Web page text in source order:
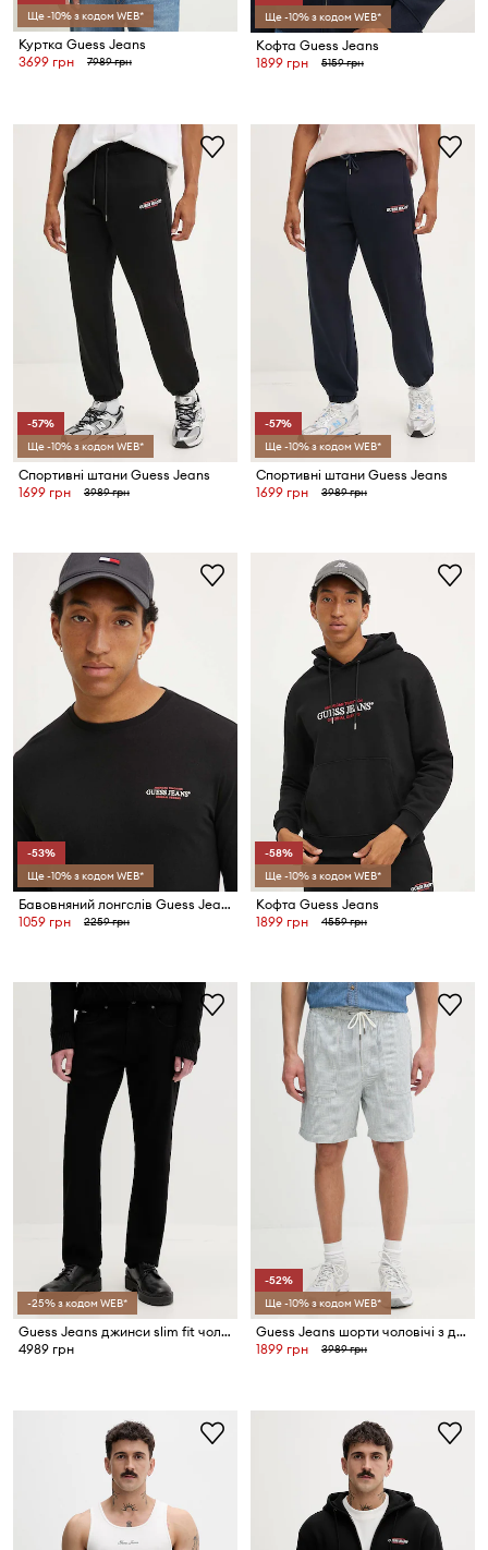
Ще -10% з кодом WEB*
Куртка Guess Jeans
3699 грн
7989 грн
Ще -10% з кодом WEB*
Кофта Guess Jeans
1899 грн
5159 грн
-57%
Ще -10% з кодом WEB*
Спортивні штани Guess Jeans
1699 грн
3989 грн
-57%
Ще -10% з кодом WEB*
Спортивні штани Guess Jeans
1699 грн
3989 грн
-53%
Ще -10% з кодом WEB*
Бавовняний лонгслів Guess Jeans
1059 грн
2259 грн
-58%
Ще -10% з кодом WEB*
Кофта Guess Jeans
1899 грн
4559 грн
-25% з кодом WEB*
Guess Jeans джинси slim fit чоловічі
4989 грн
-52%
Ще -10% з кодом WEB*
Guess Jeans шорти чоловічі з домішкою льону
1899 грн
3989 грн